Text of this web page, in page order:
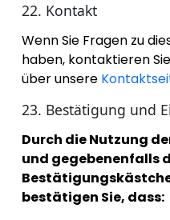
22. Kontakt
Wenn Sie Fragen zu
haben, kontaktieren
über unsere
23. Bestätigung und
Durch die Nutzung
und gegebenenfalls
bestätigen Sie, dass: